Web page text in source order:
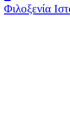
Φιλοξενία